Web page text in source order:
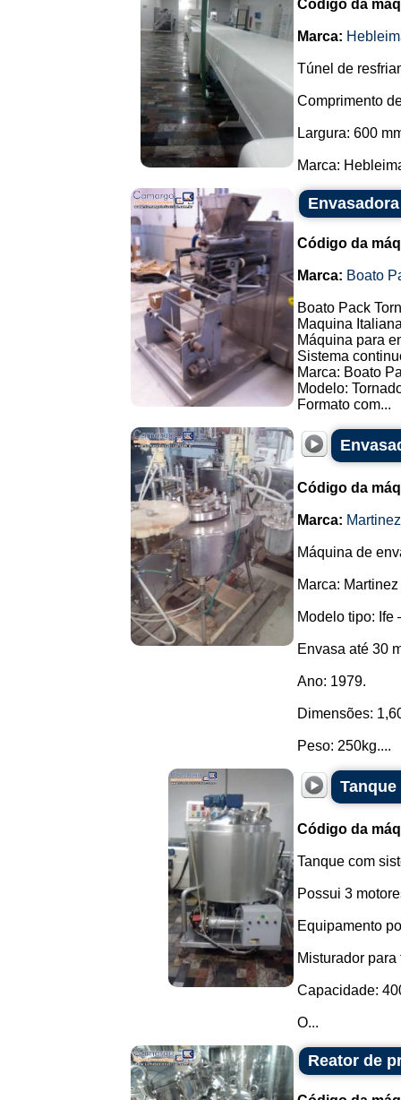
Código da
Marca:
Túnel de
Comprimento
Largura: 600
Marca:
Código da
Marca: Boato
Boato Pack
Maquina
Máquina para
Sistema
Marca: Boato
Modelo:
Formato com...
Código da
Marca:
Máquina de
Marca:
Modelo tipo: Ife
Envasa até 30
Ano: 1979.
Dimensões:
Peso: 250kg....
Código da
Tanque com
Possui 3
Equipamento
Misturador
Capacidade:
O...
Reator de